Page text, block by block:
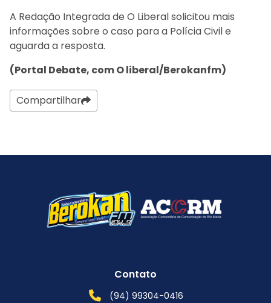
A Redação Integrada de O Liberal solicitou mais
informações sobre o caso para a Polícia Civil e
aguarda a resposta.
(Portal Debate, com O liberal/Berokanfm)
Compartilhar
Contato
(94) 99304-0416